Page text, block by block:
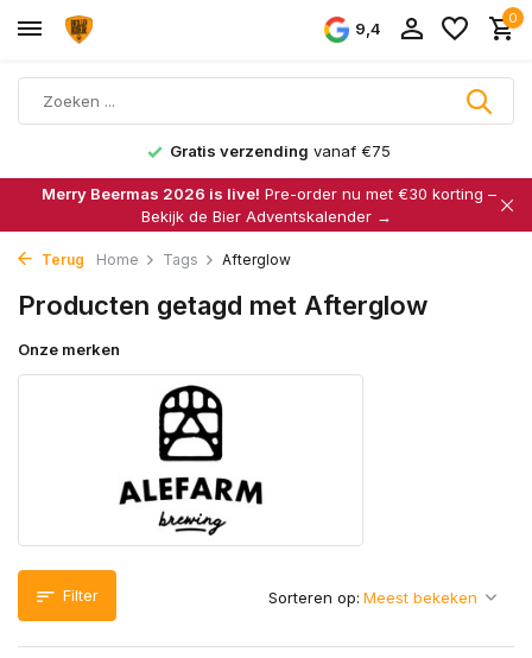
9,4
0
Gratis verzending vanaf €75
Merry Beermas 2026 is live! Pre-order nu met €30 korting –
Bekijk de Bier Adventskalender →
Terug Home Tags Afterglow
Producten getagd met Afterglow
Onze merken
Filter Sorteren op: